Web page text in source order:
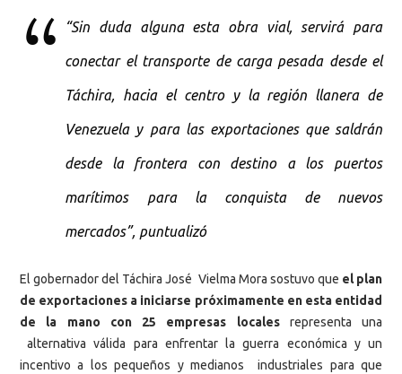
“Sin duda alguna esta obra vial, servirá para
conectar el transporte de carga pesada desde el
Táchira, hacia el centro y la región llanera de
Venezuela y para las exportaciones que saldrán
desde la frontera con destino a los puertos
marítimos para la conquista de nuevos
mercados”, puntualizó
El gobernador del Táchira José Vielma Mora sostuvo que el plan
de exportaciones a iniciarse próximamente en esta entidad
de la mano con 25 empresas localesrepresenta una
alternativa válida para enfrentar la guerra económica y un
incentivo a los pequeños y medianos industriales para que